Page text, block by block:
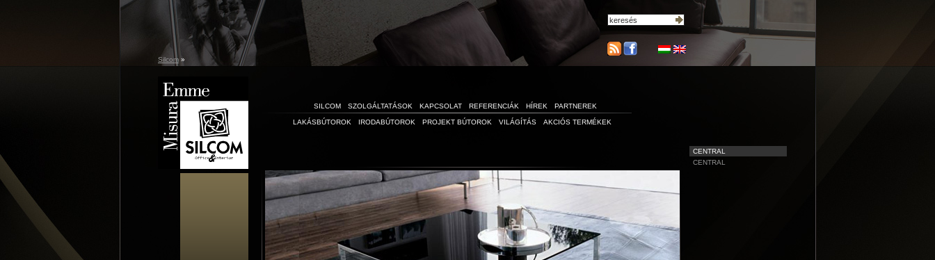
Silcom »
SILCOM SZOLGÁLTATÁSOK KAPCSOLAT REFERENCIÁK HÍREK PARTNEREK
LAKÁSBÚTOROK IRODABÚTOROK PROJEKT BÚTOROK VILÁGÍTÁS AKCIÓS TERMÉKEK
CENTRAL
CENTRAL